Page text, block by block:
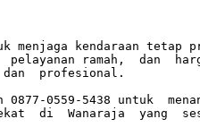
kendaraan tetap
ramah,  dan
dan  profesional.
0877-0559-5438 untuk
di  Wanaraja  yang